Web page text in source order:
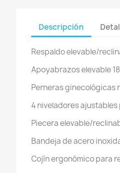
Descripción
Respaldo elevable/
Apoyabrazos elevable
Perneras ginecológicas
4 niveladores
Piecera elevable/
Bandeja de acero
Cojín ergonómico para